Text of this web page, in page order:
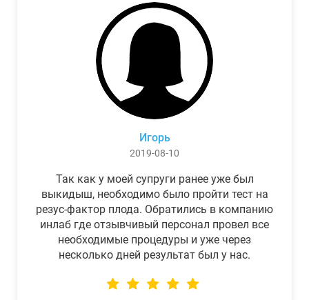
Игорь
2019-08-10
Так как у моей супруги ранее уже был
выкидыш, необходимо было пройти тест на
резус-фактор плода. Обратились в компанию
инлаб где отзывчивый персонал провел все
необходимые процедуры и уже через
несколько дней результат был у нас.